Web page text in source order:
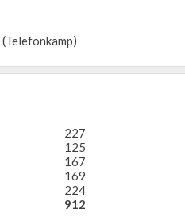
(Telefonkamp)
227
125
167
169
224
912